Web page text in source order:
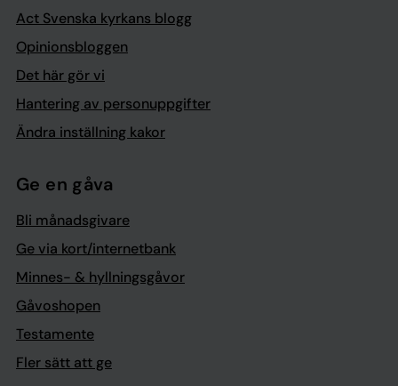
Act Svenska kyrkans blogg
Opinionsbloggen
Det här gör vi
Hantering av personuppgifter
Ändra inställning kakor
Ge en gåva
Bli månadsgivare
Ge via kort/internetbank
Minnes- & hyllningsgåvor
Gåvoshopen
Testamente
Fler sätt att ge